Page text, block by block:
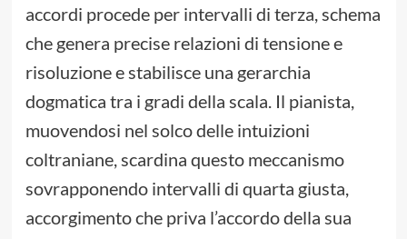
accordi procede per intervalli di terza, schema
che genera precise relazioni di tensione e
risoluzione e stabilisce una gerarchia
dogmatica tra i gradi della scala. Il pianista,
muovendosi nel solco delle intuizioni
coltraniane, scardina questo meccanismo
sovrapponendo intervalli di quarta giusta,
accorgimento che priva l’accordo della sua